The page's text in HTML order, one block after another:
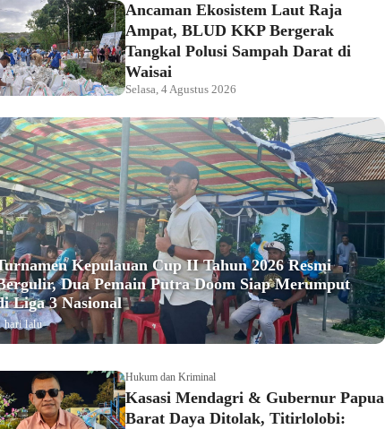
Ancaman Ekosistem Laut Raja
Ampat, BLUD KKP Bergerak
Tangkal Polusi Sampah Darat di
Waisai
Selasa, 4 Agustus 2026
Kepulauan Cup II Tahun 2026 Resmi
Dua Pemain Putra Doom Siap Merumput
Liga 3 Nasional
hari lalu
Hukum dan Kriminal
Kasasi Mendagri & Gubernur Papua
Barat Daya Ditolak, Titirlolobi: